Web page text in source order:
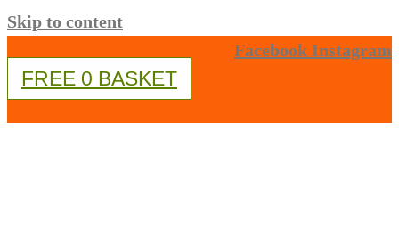
Skip to content
Facebook Instagram
FREE 0 BASKET